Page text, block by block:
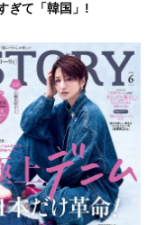
ぎて「韓国」!